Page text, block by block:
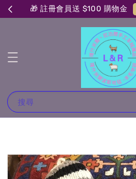
🎁 註冊會員送 $100 購物金
搜尋